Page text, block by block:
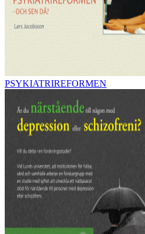
PSYKIATRIREFORMEN